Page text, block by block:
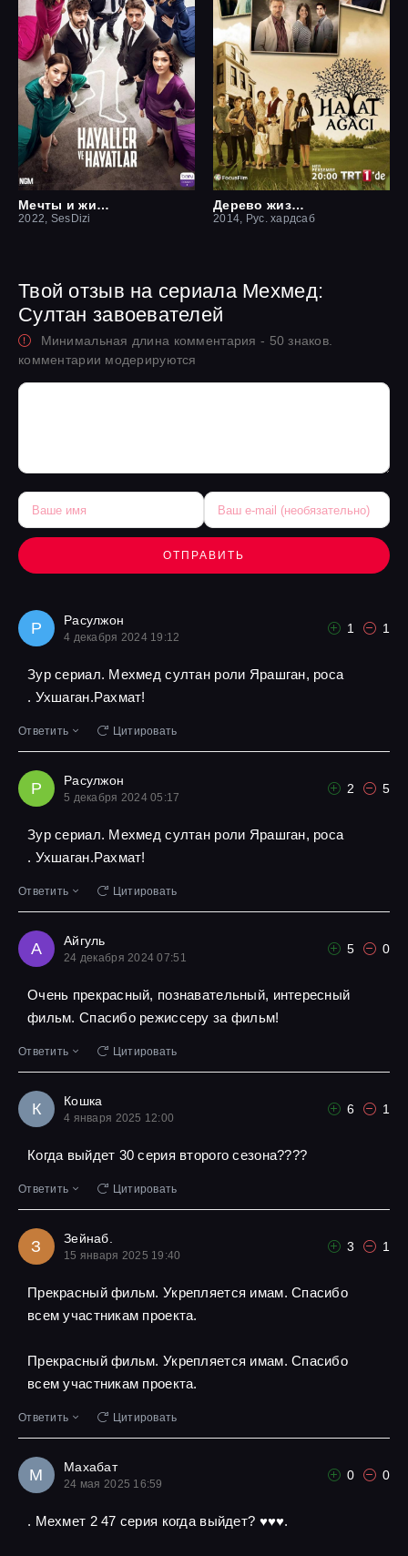
Мечты и жизни
2022, SesDizi
Дерево жизни
2014, Рус. хардсаб
Твой отзыв на сериала Мехмед:
Султан завоевателей
Минимальная длина комментария - 50 знаков.
комментарии модерируются
ОТПРАВИТЬ
Р Расулжон
4 декабря 2024 19:12
1 1
Зур сериал. Мехмед султан роли Ярашган, роса
. Ухшаган.Рахмат!
Ответить Цитировать
Р Расулжон
5 декабря 2024 05:17
2 5
Зур сериал. Мехмед султан роли Ярашган, роса
. Ухшаган.Рахмат!
Ответить Цитировать
А Айгуль
24 декабря 2024 07:51
5 0
Очень прекрасный, познавательный, интересный
фильм. Спасибо режиссеру за фильм!
Ответить Цитировать
К Кошка
4 января 2025 12:00
6 1
Когда выйдет 30 серия второго сезона????
Ответить Цитировать
З Зейнаб.
15 января 2025 19:40
3 1
Прекрасный фильм. Укрепляется имам. Спасибо
всем участникам проекта.
Прекрасный фильм. Укрепляется имам. Спасибо
всем участникам проекта.
Ответить Цитировать
М Махабат
24 мая 2025 16:59
0 0
. Мехмет 2 47 серия когда выйдет? ♥️♥️♥️.